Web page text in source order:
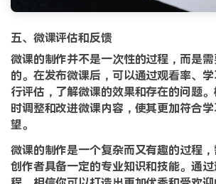
五、微课评估和反馈
微课的制作并不是一次性的过程，而是
的。在发布微课后，可以通过观看率、
行评估，了解微课的效果和存在的问题
时调整和改进微课内容，使其更加符合
望。
微课的制作是一个复杂而又有趣的过程
创作者具备一定的专业知识和技能。通